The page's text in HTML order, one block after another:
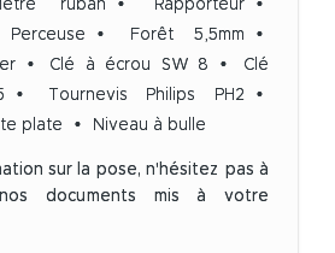
ruban
Rapporteur
Perceuse
Forêt 5,5mm
Clé à écrou SW 8
Clé
Tournevis Philips PH2
plate
Niveau à bulle
sur la pose, n'hésitez pas à
documents mis à votre